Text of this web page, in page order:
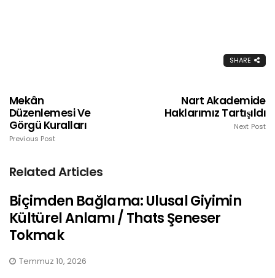
SHARE
Mekân
Düzenlemesi Ve
Görgü Kuralları
Previous Post
Nart Akademide
Haklarımız Tartışıldı
Next Post
Related Articles
Biçimden Bağlama: Ulusal Giyimin
Kültürel Anlamı / Thats Şeneser
Tokmak
Temmuz 10, 2026